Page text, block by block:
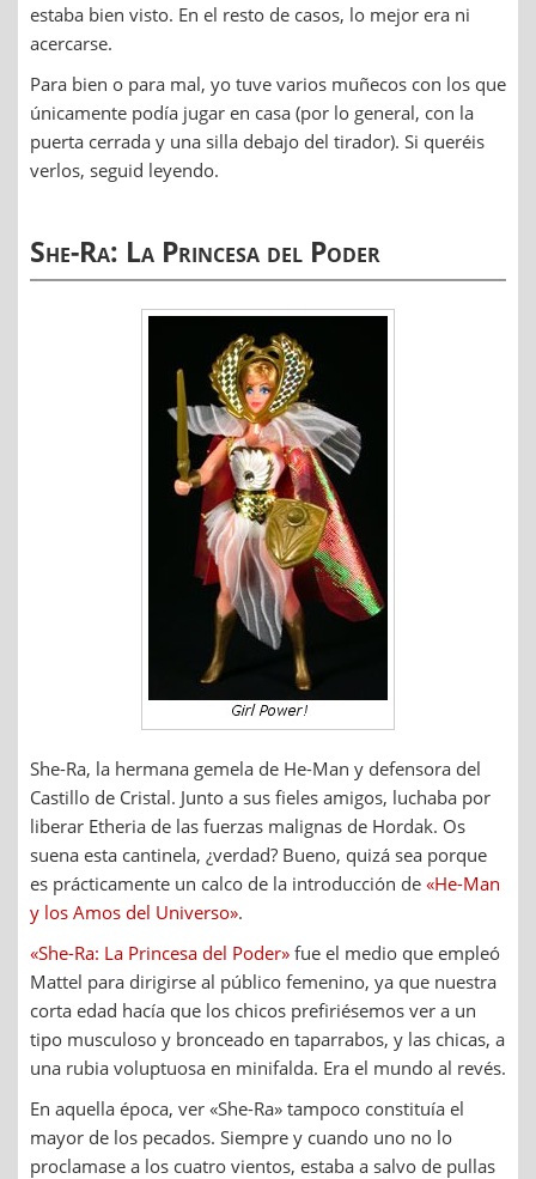
estaba bien visto. En el resto de casos, lo mejor era ni
acercarse.
Para bien o para mal, yo tuve varios muñecos con los que
únicamente podía jugar en casa (por lo general, con la
puerta cerrada y una silla debajo del tirador). Si queréis
verlos, seguid leyendo.
She-Ra: La Princesa del Poder
She-Ra, la hermana gemela de He-Man y defensora del
Castillo de Cristal. Junto a sus fieles amigos, luchaba por
liberar Etheria de las fuerzas malignas de Hordak. Os
suena esta cantinela, ¿verdad? Bueno, quizá sea porque
es prácticamente un calco de la introducción de «He-Man
y los Amos del Universo».
«She-Ra: La Princesa del Poder» fue el medio que empleó
Mattel para dirigirse al público femenino, ya que nuestra
corta edad hacía que los chicos prefiriésemos ver a un
tipo musculoso y bronceado en taparrabos, y las chicas, a
una rubia voluptuosa en minifalda. Era el mundo al revés.
En aquella época, ver «She-Ra» tampoco constituía el
mayor de los pecados. Siempre y cuando uno no lo
proclamase a los cuatro vientos, estaba a salvo de pullas